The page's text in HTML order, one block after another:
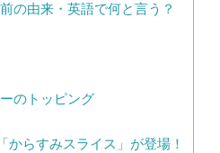
の由来・英語で何と言う？
のトッピング
からすみスライス」が登場！